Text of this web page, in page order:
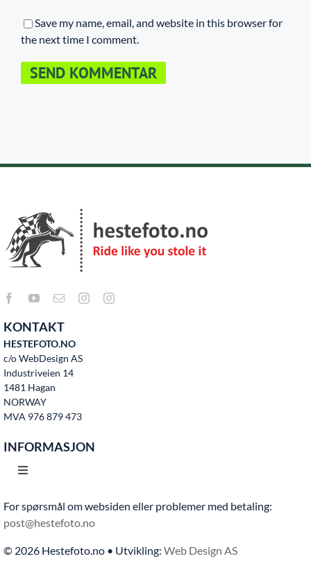
Save my name, email, and website in this browser for
the next time I comment.
KONTAKT
HESTEFOTO.NO
c/o WebDesign AS
Industriveien 14
1481 Hagan
NORWAY
MVA 976 879 473
INFORMASJON
Toggle
Hjem
Bruksvilkår
For spørsmål om websiden eller problemer med betaling:
post@hestefoto.no
© 2026 Hestefoto.no • Utvikling: Web Design AS